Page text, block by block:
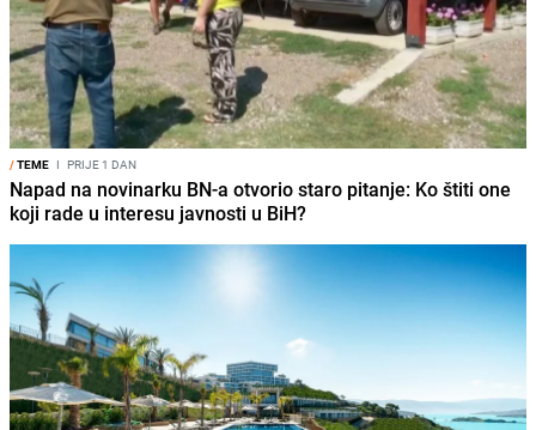
/TEME I PRIJE 1 DAN
Napad na novinarku BN-a otvorio staro pitanje: Ko štiti one
koji rade u interesu javnosti u BiH?